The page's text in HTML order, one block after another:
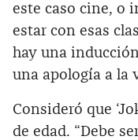
este caso cine, o
estar con esas
hay una
una apología a la
Consideró que
de edad. “Debe